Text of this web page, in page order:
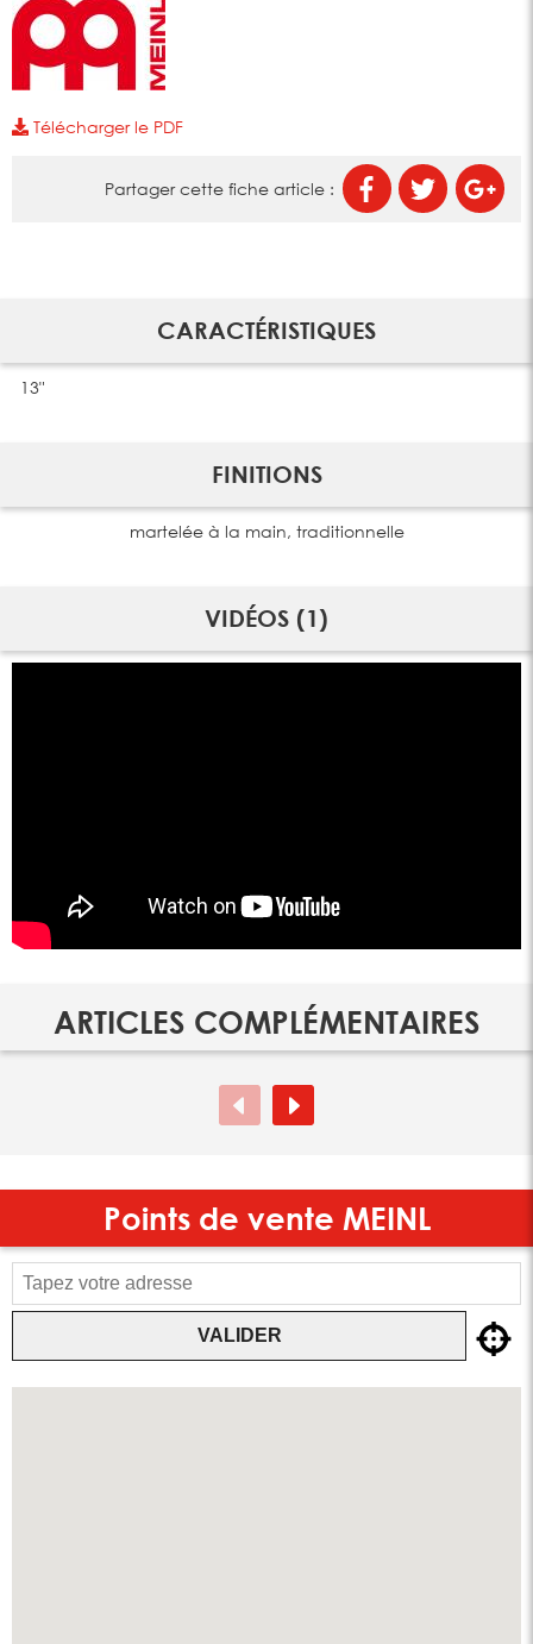
Télécharger le PDF
Partager cette fiche article :
CARACTÉRISTIQUES
13"
FINITIONS
martelée à la main, traditionnelle
VIDÉOS (1)
ARTICLES COMPLÉMENTAIRES
Points de vente MEINL
VALIDER